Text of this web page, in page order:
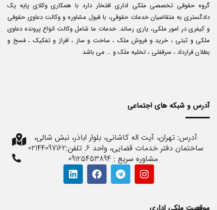
گروه حقوقی تخصصی ملکی اداری افتخار دارد با همکاری وکلای پایه یک
دادگستری به متقاضیان خدمات حقوقی، با قبول مشاوره و وکالت دعاوی حقوقی
و کیفری در امور ملکی، یاری رساند. خدمات ما شامل وکالت انواع پرونده دعاوی
ملکی و ثبتی ، خرید و فروش ملک ، ساخت و ساز ، افراز و تفکیک ، فسخ و
بطلان قرارداد ، سرقفلی ، تخلیه ملک و … می باشد.
آدرس و شبکه های اجتماعی
آدرس: تهران، آیت اله کاشانی، بلوار اباذر، نبش شالی،
ساختمان دفتر خدمات قضایی، واحد 6. تلفن:02144097162
مشاوره سریع : 09125453894